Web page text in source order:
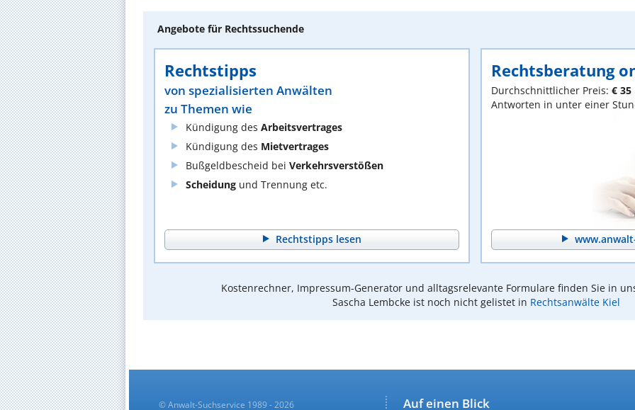
Angebote für Rechtssuchende
Rechtstipps
von spezialisierten Anwälten
zu Themen wie
Kündigung des Arbeitsvertrages
Kündigung des Mietvertrages
Bußgeldbescheid bei Verkehrsverstößen
Scheidung und Trennung etc.
Rechtstipps lesen
Rechtsberatung
Durchschnittlicher Preis: € 35
Antworten in unter einer
Kostenrechner, Impressum-Generator und alltagsrelevante Formulare finden Sie in
Sascha Lembcke ist noch nicht gelistet in Rechtsanwälte Kiel
Auf einen Blick
© Anwalt-Suchservice 1989 - 2026